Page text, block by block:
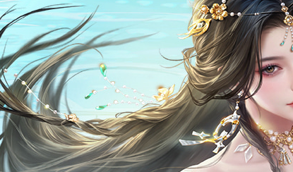
最新活动
文曲答题
技能模拟器
阵灵模拟器